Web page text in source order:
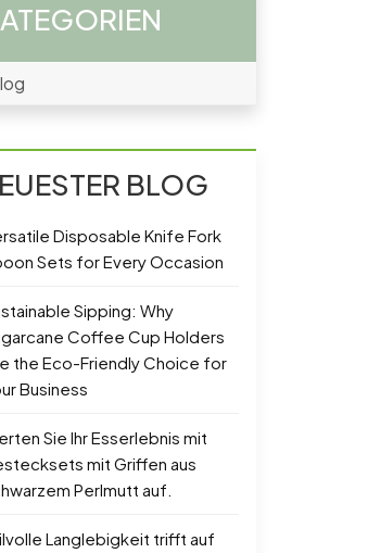
BLOG
Disposable Knife Fork
Sets for Every Occasion
Sipping: Why
Coffee Cup Holders
the Eco-Friendly Choice for
Business
Sie Ihr Esserlebnis mit
mit Griffen aus
Perlmutt auf.
Langlebigkeit trifft auf